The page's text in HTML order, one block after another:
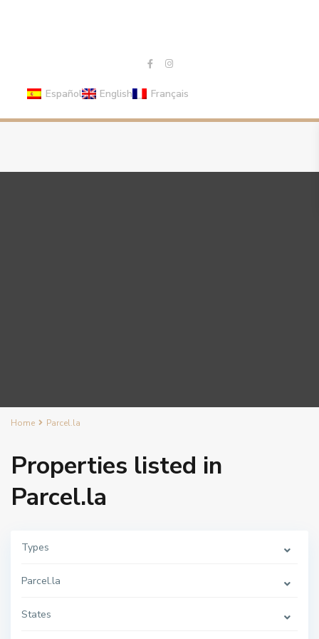
Español English Français
Home Parcel.la
Properties listed in
Parcel.la
Types
Parcel.la
States